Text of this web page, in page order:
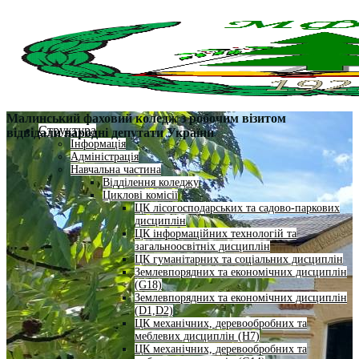
Структура
Інформація
Адміністрація
Навчальна частина
Відділення коледжу
Циклові комісії
ЦК лісогосподарських та садово-паркових
дисциплін
ЦК інформаційних технологій та
загальноосвітніх дисциплін
ЦК гуманітарних та соціальних дисциплін
Землевпорядних та економічних дисциплін
(G18)
Землевпорядних та економічних дисциплін
(D1,D2)
ЦК механічних, деревообробних та
меблевих дисциплін (H7)
ЦК механічних, деревообробних та
Малинський фаховий коледж з робочим візитом
відвідали народні депутати України